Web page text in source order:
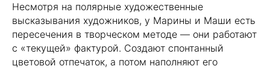
Несмотря на полярные художественные
высказывания художников, у Марины и Маши есть
пересечения в творческом методе — они работают
с «текущей» фактурой. Создают спонтанный
цветовой отпечаток, а потом наполняют его